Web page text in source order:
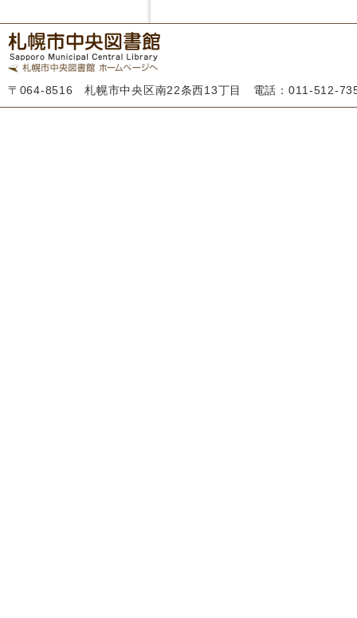
〒064-8516 札幌市中央区南22条西13丁目 電話：011-512-